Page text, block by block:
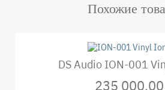
Похожие
DS Audio ION-001
235